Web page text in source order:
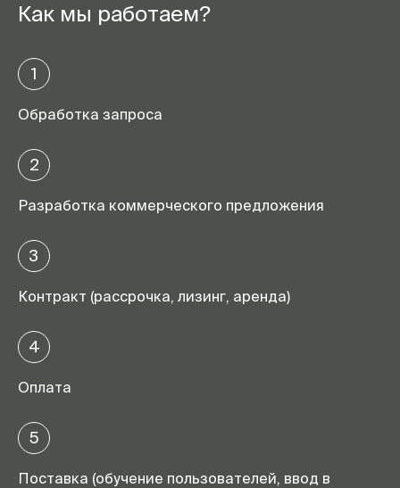
Как мы работаем?
1
Обработка запроса
2
Разработка коммерческого предложения
3
Контракт (рассрочка, лизинг, аренда)
4
Оплата
5
Поставка (обучение пользователей, ввод в